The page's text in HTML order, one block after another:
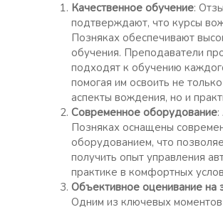
Качественное обучение:
подтверждают, что курсы
Позняках обеспечивают
обучения. Преподаватели
подходят к обучению
помогая им освоить не
аспекты вождения, но и
Современное оборудование
Позняках оснащены
оборудованием, что
получить опыт управления
практике в комфортных
Объективное оценивание на
Одним из ключевых